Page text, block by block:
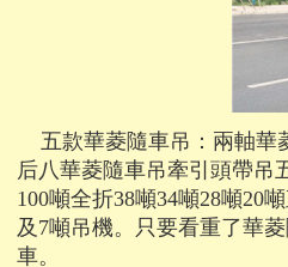
五款華菱隨車吊：兩軸華
后八華菱隨車吊牽引頭帶吊
100噸全折38噸34噸28噸20
及7噸吊機。只要看重了
車。